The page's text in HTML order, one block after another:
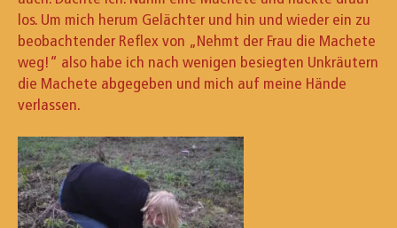
los. Um mich herum Gelächter und hin und wieder ein zu
beobachtender Reflex von „Nehmt der Frau die Machete
weg!“ also habe ich nach wenigen besiegten Unkräutern
die Machete abgegeben und mich auf meine Hände
verlassen.